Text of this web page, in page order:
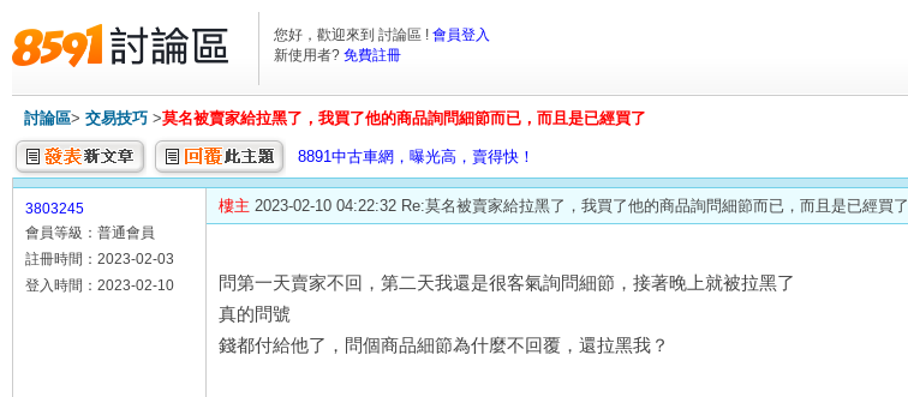
您好，歡迎來到 討論區 ! 會員登入
新使用者? 免費註冊
討論區> 交易技巧 >莫名被賣家給拉黑了，我買了他的商品詢問細節而已，而且是已經買了
8891中古車網，曝光高，賣得快！
3803245
會員等級：普通會員
註冊時間：2023-02-03
登入時間：2023-02-10
樓主 2023-02-10 04:22:32 Re:莫名被賣家給拉黑了，我買了他的商品詢問細節而已，而且是已經買了
問第一天賣家不回，第二天我還是很客氣詢問細節，接著晚上就被拉黑了
真的問號
錢都付給他了，問個商品細節為什麼不回覆，還拉黑我？